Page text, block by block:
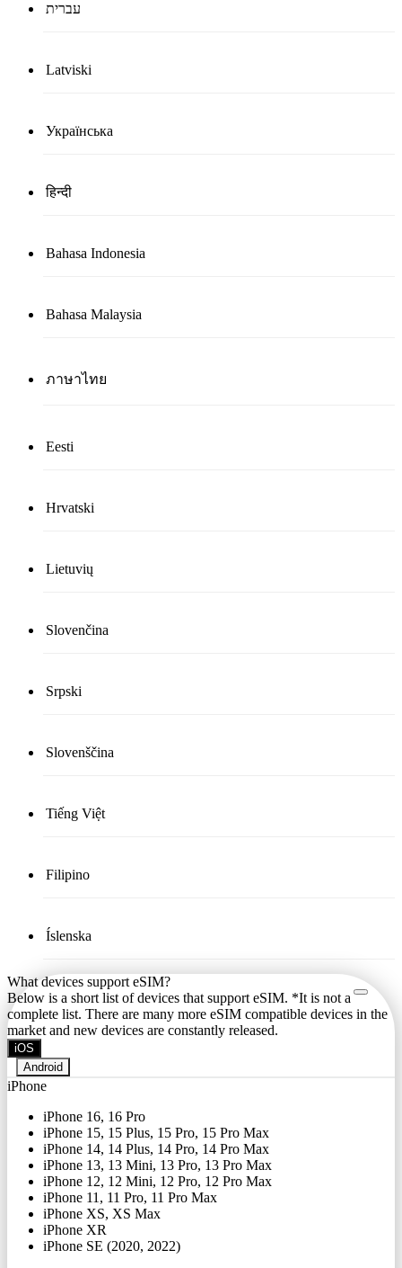
עברית
Latviski
Українська
हिन्दी
Bahasa Indonesia
Bahasa Malaysia
ภาษาไทย
Eesti
Hrvatski
Lietuvių
Slovenčina
Srpski
Slovenščina
Tiếng Việt
Filipino
Íslenska
What devices support eSIM?
Below is a short list of devices that support eSIM. *It is not a
complete list. There are many more eSIM compatible devices in the
market and new devices are constantly released.
iOS
Android
iPhone
iPhone 16, 16 Pro
iPhone 15, 15 Plus, 15 Pro, 15 Pro Max
iPhone 14, 14 Plus, 14 Pro, 14 Pro Max
iPhone 13, 13 Mini, 13 Pro, 13 Pro Max
iPhone 12, 12 Mini, 12 Pro, 12 Pro Max
iPhone 11, 11 Pro, 11 Pro Max
iPhone XS, XS Max
iPhone XR
iPhone SE (2020, 2022)